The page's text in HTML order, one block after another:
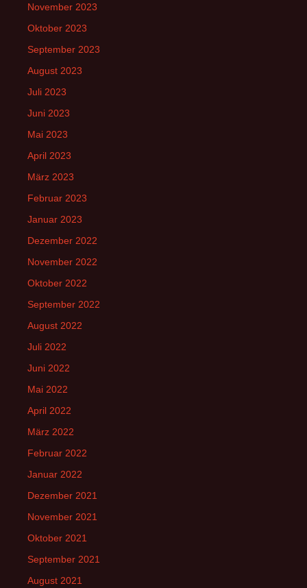
November 2023
Oktober 2023
September 2023
August 2023
Juli 2023
Juni 2023
Mai 2023
April 2023
März 2023
Februar 2023
Januar 2023
Dezember 2022
November 2022
Oktober 2022
September 2022
August 2022
Juli 2022
Juni 2022
Mai 2022
April 2022
März 2022
Februar 2022
Januar 2022
Dezember 2021
November 2021
Oktober 2021
September 2021
August 2021